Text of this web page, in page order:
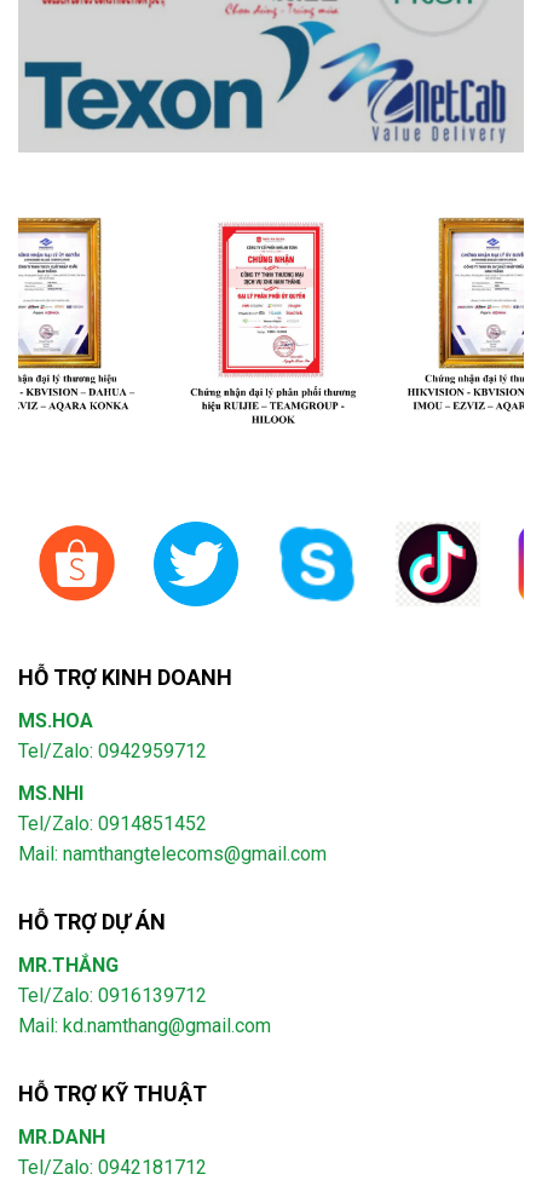
HỖ TRỢ KINH DOANH
MS.HOA
Tel/Zalo: 0942959712
MS.NHI
Tel/Zalo: 0914851452
Mail: namthangtelecoms@gmail.com
HỖ TRỢ DỰ ÁN
MR.THẮNG
Tel/Zalo: 0916139712
Mail: kd.namthang@gmail.com
HỖ TRỢ KỸ THUẬT
MR.DANH
Tel/Zalo: 0942181712